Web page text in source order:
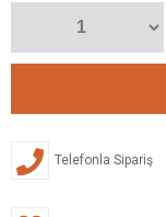
Telefonla Sipariş